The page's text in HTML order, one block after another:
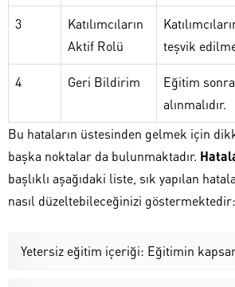
3
Katılımcıların
Aktif Rolü
teşvik
4 Geri Bildirim
Eğitim
alınmalıdır.
Bu hataların üstesinden gelmek için
başka noktalar da bulunmaktadır.
başlıklı aşağıdaki liste, sık yapılan
nasıl düzeltebileceğinizi göstermektedir:
Yetersiz eğitim içeriği: Eğitimin